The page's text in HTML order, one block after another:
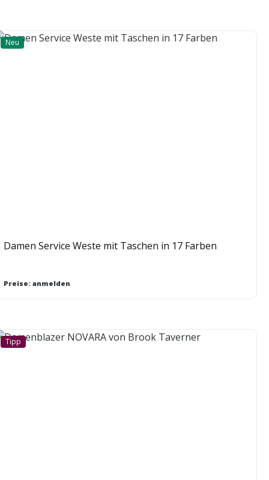
Neu
Damen Service Weste mit Taschen in 17 Farben
Preise: anmelden
Tipp